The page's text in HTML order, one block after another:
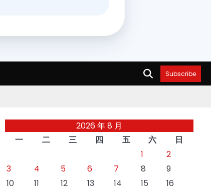
Subscribe
2026 年 8 月
一
二 三 四 五 六
日
1
2
3
4 5 6 7 8
9
10
11 12 13 14 15
16